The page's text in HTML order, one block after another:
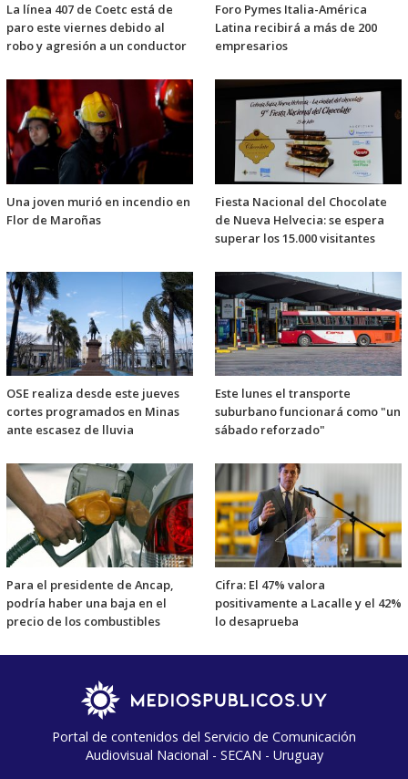
La línea 407 de Coetc está de
paro este viernes debido al
robo y agresión a un conductor
Foro Pymes Italia-América
Latina recibirá a más de 200
empresarios
Una joven murió en incendio en
Flor de Maroñas
Fiesta Nacional del Chocolate
de Nueva Helvecia: se espera
superar los 15.000 visitantes
OSE realiza desde este jueves
cortes programados en Minas
ante escasez de lluvia
Este lunes el transporte
suburbano funcionará como "un
sábado reforzado"
Para el presidente de Ancap,
podría haber una baja en el
precio de los combustibles
Cifra: El 47% valora
positivamente a Lacalle y el 42%
lo desaprueba
Portal de contenidos del Servicio de Comunicación
Audiovisual Nacional - SECAN - Uruguay